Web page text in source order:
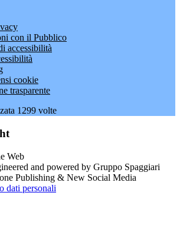
con il Pubblico
accessibilità
cookie
trasparente
1299 volte
and powered by Gruppo Spaggiari
Publishing & New Social Media
dati personali